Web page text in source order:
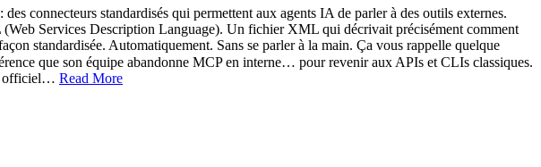
connecteurs standardisés qui permettent aux agents IA de parler à des outils externes.
Services Description Language). Un fichier XML qui décrivait précisément comment
standardisée. Automatiquement. Sans se parler à la main. Ça vous rappelle quelque
que son équipe abandonne MCP en interne… pour revenir aux APIs et CLIs classiques.
officiel… Read More